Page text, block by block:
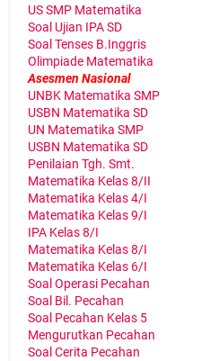
US SMP Matematika
Soal Ujian IPA SD
Soal Tenses B.Inggris
Olimpiade Matematika
Asesmen Nasional
UNBK Matematika SMP
USBN Matematika SD
UN Matematika SMP
USBN Matematika SD
Penilaian Tgh. Smt.
Matematika Kelas 8/II
Matematika Kelas 4/I
Matematika Kelas 9/I
IPA Kelas 8/I
Matematika Kelas 8/I
Matematika Kelas 6/I
Soal Operasi Pecahan
Soal Bil. Pecahan
Soal Pecahan Kelas 5
Mengurutkan Pecahan
Soal Cerita Pecahan